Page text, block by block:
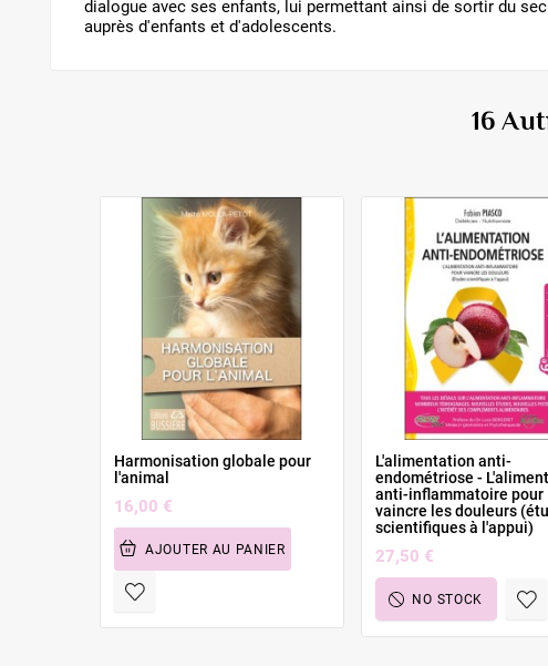
dialogue avec ses enfants, lui permettant ainsi de sortir du
auprès d'enfants et d'adolescents.
16
Harmonisation globale pour
l'animal
16,00 €
AJOUTER AU PANIER
L'alimentation anti-
endométriose -
anti-inflammatoire pour
vaincre les douleurs
scientifiques à l'appui)
27,50 €
NO STOCK